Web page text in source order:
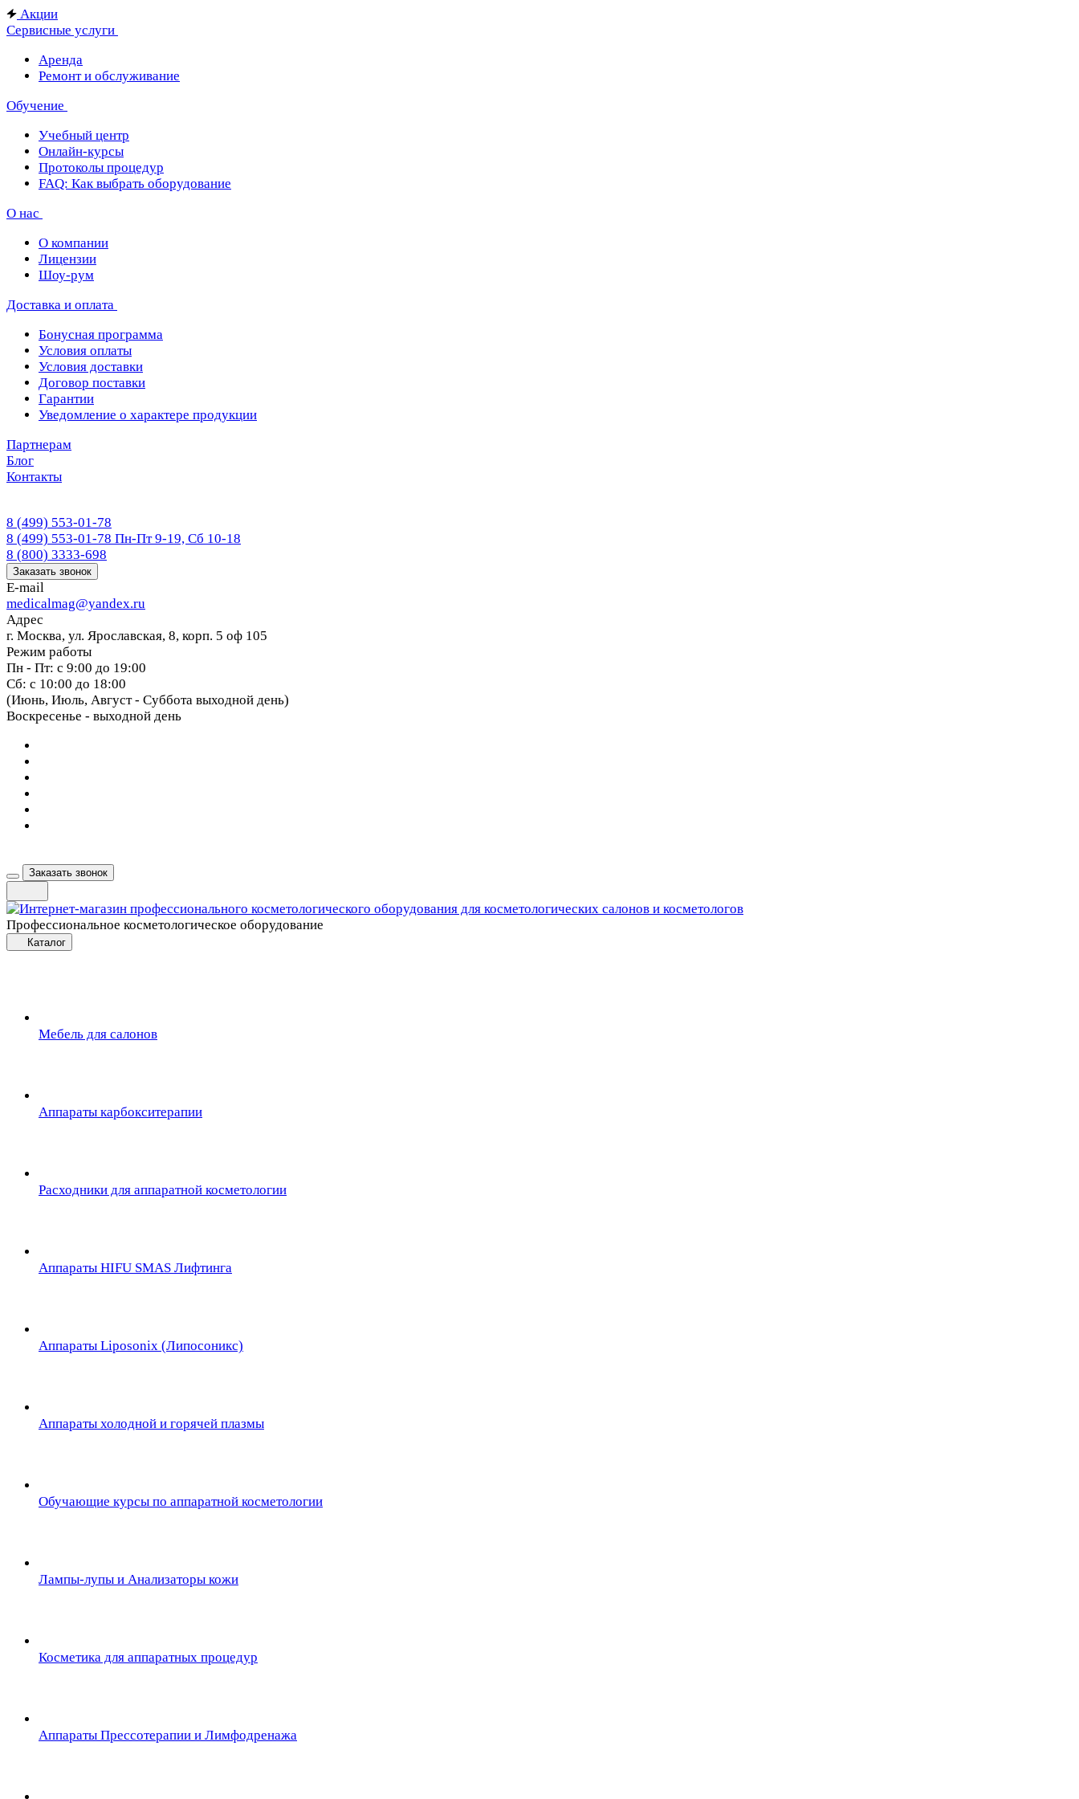
Акции
Сервисные услуги
Аренда
Ремонт и обслуживание
Обучение
Учебный центр
Онлайн-курсы
Протоколы процедур
FAQ: Как выбрать оборудование
О нас
О компании
Лицензии
Шоу-рум
Доставка и оплата
Бонусная программа
Условия оплаты
Условия доставки
Договор поставки
Гарантии
Уведомление о характере продукции
Партнерам
Блог
Контакты
8 (499) 553-01-78
8 (499) 553-01-78 Пн-Пт 9-19, Сб 10-18
8 (800) 3333-698
Заказать звонок
E-mail
medicalmag@yandex.ru
Адрес
г. Москва, ул. Ярославская, 8, корп. 5 оф 105
Режим работы
Пн - Пт: с 9:00 до 19:00
Сб: с 10:00 до 18:00
(Июнь, Июль, Август - Суббота выходной день)
Воскресенье - выходной день
Заказать звонок
Профессиональное косметологическое оборудование
Каталог
Мебель для салонов
Аппараты карбокситерапии
Расходники для аппаратной косметологии
Аппараты HIFU SMAS Лифтинга
Аппараты Liposonix (Липосоникс)
Аппараты холодной и горячей плазмы
Обучающие курсы по аппаратной косметологии
Лампы-лупы и Анализаторы кожи
Косметика для аппаратных процедур
Аппараты Прессотерапии и Лимфодренажа